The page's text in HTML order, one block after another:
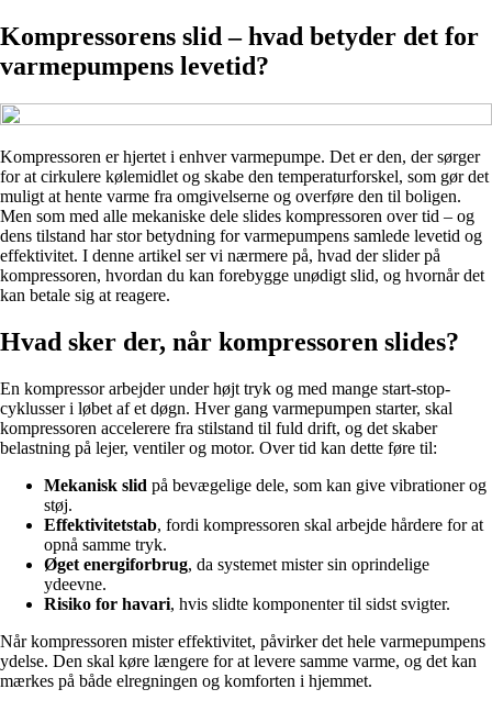
Kompressorens slid – hvad betyder det for
varmepumpens levetid?
Kompressoren er hjertet i enhver varmepumpe. Det er den, der sørger
for at cirkulere kølemidlet og skabe den temperaturforskel, som gør det
muligt at hente varme fra omgivelserne og overføre den til boligen.
Men som med alle mekaniske dele slides kompressoren over tid – og
dens tilstand har stor betydning for varmepumpens samlede levetid og
effektivitet. I denne artikel ser vi nærmere på, hvad der slider på
kompressoren, hvordan du kan forebygge unødigt slid, og hvornår det
kan betale sig at reagere.
Hvad sker der, når kompressoren slides?
En kompressor arbejder under højt tryk og med mange start-stop-
cyklusser i løbet af et døgn. Hver gang varmepumpen starter, skal
kompressoren accelerere fra stilstand til fuld drift, og det skaber
belastning på lejer, ventiler og motor. Over tid kan dette føre til:
Mekanisk slid på bevægelige dele, som kan give vibrationer og
støj.
Effektivitetstab, fordi kompressoren skal arbejde hårdere for at
opnå samme tryk.
Øget energiforbrug, da systemet mister sin oprindelige
ydeevne.
Risiko for havari, hvis slidte komponenter til sidst svigter.
Når kompressoren mister effektivitet, påvirker det hele varmepumpens
ydelse. Den skal køre længere for at levere samme varme, og det kan
mærkes på både elregningen og komforten i hjemmet.